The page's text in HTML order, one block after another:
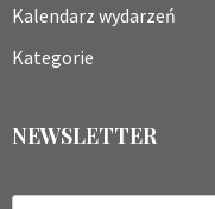
Kalendarz wydarzeń
Kategorie
NEWSLETTER